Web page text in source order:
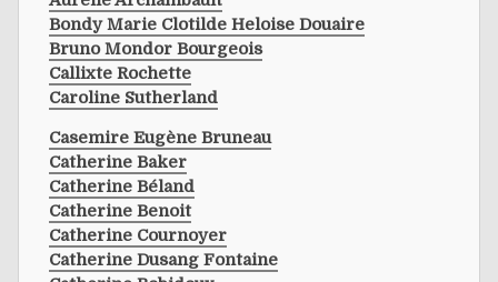
Bondy Marie Clotilde Heloise Douaire
Bruno Mondor Bourgeois
Callixte Rochette
Caroline Sutherland
Casemire Eugène Bruneau
Catherine Baker
Catherine Béland
Catherine Benoit
Catherine Cournoyer
Catherine Dusang Fontaine